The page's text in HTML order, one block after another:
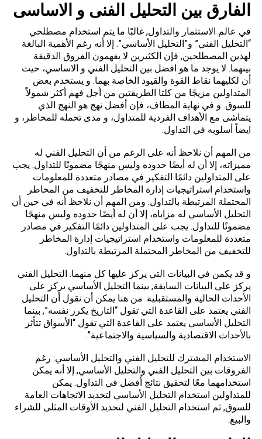
الفارق بين التحليل الفنى و الاساسى
في عالم الاستثمار والتداول, غالبًا ما يتم استخدام مصطلحي
“التحليل الفني” و”التحليل الأساسي”. إلا أنه رغم الأهمية البالغة
لهذين المصطلحين, فإن الكثيرين لا يفهمون الفروق الدقيقة
بينهما. لا يوجد ما هو افضل بين التحليل الفني و الاساسي، حيث
أن لكليهما نقاط القوة والقيود الخاصة بهما. و يستخدم بعض
المتداولين مزيجًا من كلتا الطريقتين من أجل فهم أكثر شمولاً
للسوق. و في نهاية المطاف، فإن أفضل نهج هو النهج الذي
يتماشى مع الأهداف الفردية للمتداول، و مدى تحمله للمخاطر، و
ايضاً أسلوبه في التداول.
من المهم أن نلاحظ أنه على الرغم من أن التحليل الفني له
مميزاته، إلا أن له أيضًا حدوده وليس منهجًا مضمونًا للتداول. يجب
على المتداولين دائمًا التفكير في مصادر متعددة للمعلومات
واستخدام استراتيجيات إدارة المخاطر للتخفيف من المخاطر
المحتملة المرتبطة بالتداول. ومن المهم أن نلاحظ أنه في حين أن
التحليل الأساسي له مزاياه، إلا أن له أيضًا حدوده وليس منهجًا
مضمونًا للتداول. يجب على المتداولين دائمًا التفكير في مصادر
متعددة للمعلومات واستخدام استراتيجيات إدارة المخاطر
للتخفيف من المخاطر المحتملة المرتبطة بالتداول.
و قد يكمن في البيانات التي يركز عليها كل منهما. التحليل الفني
يركز على البيانات السابقة, بينما التحليل الأساسي يركز على
الأحداث الحالية والمستقبلية. من هنا يمكن أن نقول أن التحليل
الفني يعتمد على القاعدة التي تقول “التاريخ يكرر نفسه”, بينما
التحليل الأساسي يعتمد على القاعدة التي تقول “الأسواق تتأثر
بالأحداث الاقتصادية والسياسية والاجتماعية”.
الاستخدام المشترك للتحليل الفني والتحليل الأساسي: رغم
الفروقات بين التحليل الفني والتحليل الأساسي, إلا أنه يمكن
استخدامهما معًا لتحقيق نتائج أفضل في التداول. يمكن
للمتداولين استخدام التحليل الأساسي لتحديد الاتجاهات العامة
للسوق, ثم استخدام التحليل الفني لتحديد الأوقات المثلى للشراء
والبيع.